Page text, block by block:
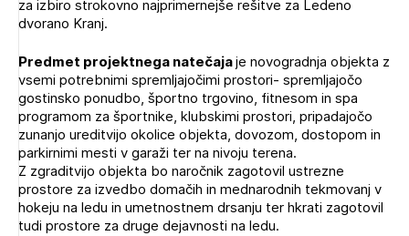
POZABLJENO GESLO
REGISTRIRAJTE SE
za izbiro strokovno najprimernejše rešitve za Ledeno
dvorano Kranj.
Predmet projektnega natečajaje novogradnja objekta z
vsemi potrebnimi spremljajočimi prostori- spremljajočo
gostinsko ponudbo, športno trgovino, fitnesom in spa
programom za športnike, klubskimi prostori, pripadajočo
zunanjo ureditvijo okolice objekta, dovozom, dostopom in
parkirnimi mesti v garaži ter na nivoju terena.
Z zgraditvijo objekta bo naročnik zagotovil ustrezne
prostore za izvedbo domačih in mednarodnih tekmovanj v
hokeju na ledu in umetnostnem drsanju ter hkrati zagotovil
tudi prostore za druge dejavnosti na ledu.
PRIJAVITE SE
Novičnik natečajev
Dnevne medijske objave
NAPREJ